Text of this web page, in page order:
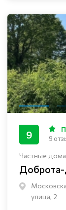
Частные
улица, 2
9 9